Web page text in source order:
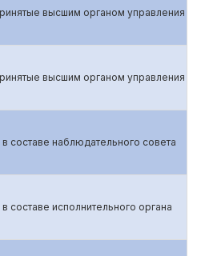
высшим органом управления
высшим органом управления
составе наблюдательного совета
составе исполнительного органа